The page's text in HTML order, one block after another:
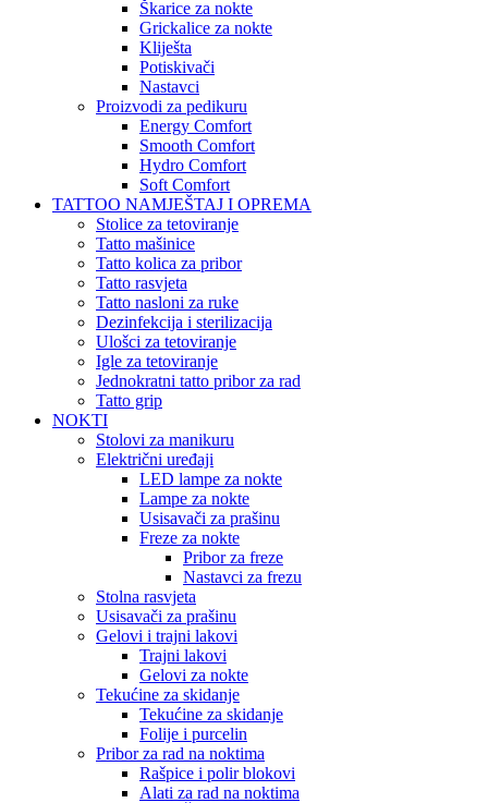
Škarice za nokte
Grickalice za nokte
Kliješta
Potiskivači
Nastavci
Proizvodi za pedikuru
Energy Comfort
Smooth Comfort
Hydro Comfort
Soft Comfort
TATTOO NAMJEŠTAJ I OPREMA
Stolice za tetoviranje
Tatto mašinice
Tatto kolica za pribor
Tatto rasvjeta
Tatto nasloni za ruke
Dezinfekcija i sterilizacija
Ulošci za tetoviranje
Igle za tetoviranje
Jednokratni tatto pribor za rad
Tatto grip
NOKTI
Stolovi za manikuru
Električni uređaji
LED lampe za nokte
Lampe za nokte
Usisavači za prašinu
Freze za nokte
Pribor za freze
Nastavci za frezu
Stolna rasvjeta
Usisavači za prašinu
Gelovi i trajni lakovi
Trajni lakovi
Gelovi za nokte
Tekućine za skidanje
Tekućine za skidanje
Folije i purcelin
Pribor za rad na noktima
Rašpice i polir blokovi
Alati za rad na noktima